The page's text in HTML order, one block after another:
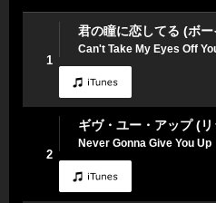
1
君の瞳に恋してる (ボ
Can't Take My Eyes Off
2
ギヴ・ユー・アップ (
Never Gonna Give You Up